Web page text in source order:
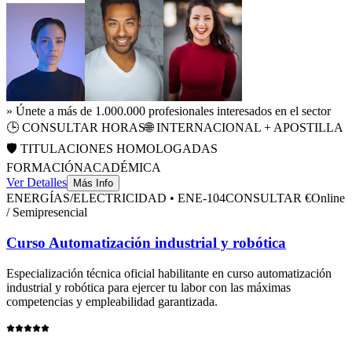
» Únete a más de 1.000.000 profesionales interesados en el sector
🕒 CONSULTAR HORAS🌐 INTERNACIONAL + APOSTILLA
🛡️ TITULACIONES HOMOLOGADAS
FORMACIÓNACADÉMICA
Ver Detalles
Más Info
ENERGÍAS/ELECTRICIDAD • ENE-104CONSULTAR €Online
/ Semipresencial
Curso Automatización industrial y robótica
Especialización técnica oficial habilitante en curso automatización
industrial y robótica para ejercer tu labor con las máximas
competencias y empleabilidad garantizada.